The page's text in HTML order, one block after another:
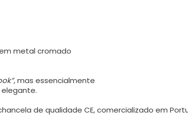
metal cromado
, mas essencialmente
de qualidade CE, comercializado em